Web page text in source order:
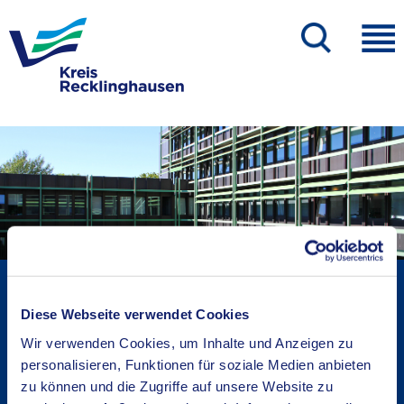
Diese Webseite verwendet Cookies
Wir verwenden Cookies, um Inhalte und Anzeigen zu
personalisieren, Funktionen für soziale Medien anbieten
zu können und die Zugriffe auf unsere Website zu
Kreisverwaltung A-Z
Bekanntmachungen
Karriere beim Kreis
Bürger-, Ideen- und Beschwerdecenter